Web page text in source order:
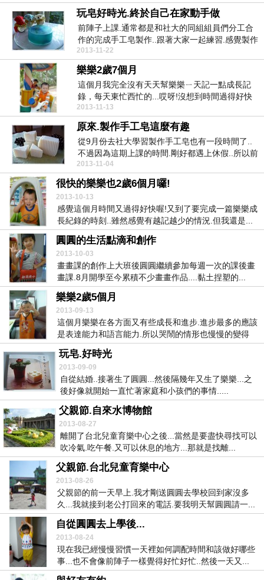
玩皂好時光.終於自己在家動手做
前陣子上課.通常都是和社大的同組組員們分工合
作的完成手工皂製作..跟著大家一起練習.感覺製作
手工皂的...
2013-11-22
樂樂2歲7個月
這個月我完全沒有天天幫樂樂ㄧ天記一點成長記
錄，每天東忙西忙的...哎呀!沒想到時間過得好快
喔！ㄧ個月...
2013-11-13
原來.製作手工皂這麼有趣
從9月份去社大學習製作手工皂也有一段時間了..
不過因為這期上課的時間.剛好都遇上休假..所以前
面三次...
2013-11-04
很快的樂樂也2歲6個月囉!
2013-10-13
感覺這個月時間又過得好快喔!又到了要完成一篇樂樂成
長紀錄的時刻..雖然感覺有越記越少的情況.但我還是...
圓圓的生活點滴和創作
2013-10-03
畫畫課的創作上大班後圓圓繼續參加每週一次的課後畫
畫課.8月開學至今累積不少畫畫作品....黏土捏塑的...
樂樂2歲5個月
2013-09-13
這個月樂樂在各方面又有些成長和進步.進步最多的應該
是表達能力和語言能力.所以哭鬧的情形也慢慢的變得
更...
玩皂.好時光
2013-09-09
自從結婚..接著生了圓圓...然後隔幾年又生了樂樂...之
後好像就開始一直忙著家庭和小孩們的事情.....
父親節.自來水博物館
2013-08-27
離開了台北兒童育樂中心之後...當然是要盡快尋找可以
吹冷氣.吃午餐.又可以休息的地方...那就是找離...
父親節.台北兒童育樂中心
2013-08-26
父親節的前一天早上.我才剛送圓圓去學校回到家沒多
久...我就接到老公打回來的電話.要我明天幫圓圓請一...
自從圓圓去上學後...
2013-08-24
現在我已經慢慢習慣一天裡如何調配時間和該做好哪些
事...也不會像前陣子一樣覺得好忙好忙..然後一天又...